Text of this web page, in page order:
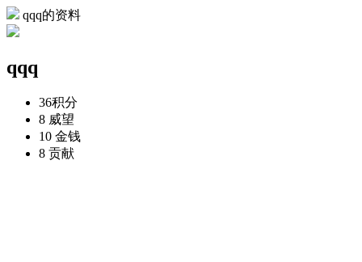
qqq的资料
qqq
36积分
8 威望
10 金钱
8 贡献